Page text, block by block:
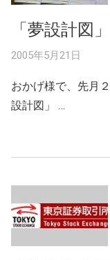
「夢設計図
2005年5月21日
おかげ様で、先月
設計図」 …